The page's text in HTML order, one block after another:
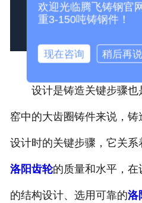
设计是铸造关键步骤也
窑中的大齿圈铸件来说，
设计时的关键步骤，它关系
洛阳齿轮的质量和水平，
的结构设计、选用可靠的洛
欢迎光临腾飞铸钢官
重3-150吨铸钢件！
现在咨询 稍后再说